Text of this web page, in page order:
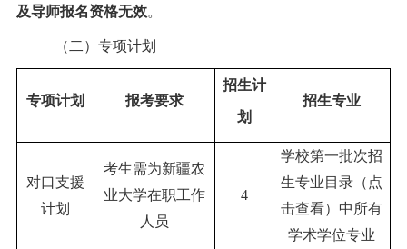
及导师报名资格无效。
（二）专项计划
专项计划 报考要求
招生计
划
招生专业
对口支援
计划
考生需为新疆农
业大学在职工作
人员
4
学校第一批次招
生专业目录（ 点
击查看）中所有
学术学位专业